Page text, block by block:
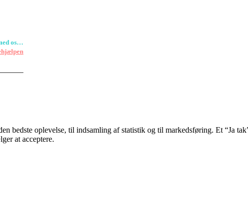
os…
bedste oplevelse, til indsamling af statistik og til markedsføring. Et “Ja
at acceptere.